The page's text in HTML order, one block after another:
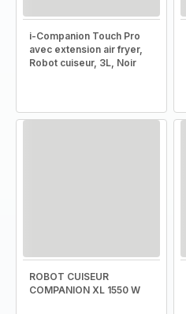
i-Companion Touch Pro
avec extension air fryer,
Robot cuiseur, 3L, Noir
ROBOT CUISEUR
COMPANION XL 1550 W